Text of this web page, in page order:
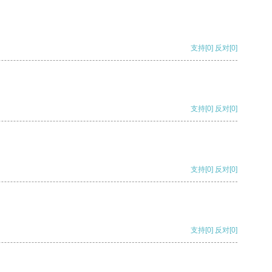
支持[0] 反对[0]
支持[0] 反对[0]
支持[0] 反对[0]
支持[0] 反对[0]